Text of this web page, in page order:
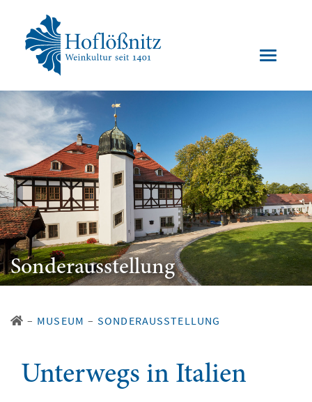
Sonderausstellung
– MUSEUM – SONDERAUSSTELLUNG
Unterwegs in Italien